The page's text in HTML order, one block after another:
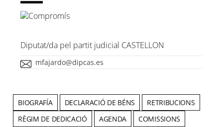
Diputat/da pel partit judicial CASTELLON
mfajardo@dipcas.es
BIOGRAFÍA DECLARACIÓ DE BÉNS
RETRIBUCIONS
RÈGIM DE DEDICACIÓ
AGENDA
COMISSIONS